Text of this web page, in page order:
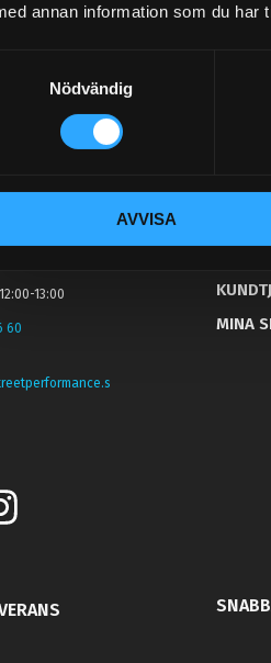
annan information som du har
Nödvändig
AVVISA
nås vi enbart på
under
med viss
-9/7 är det helt
15:00
13:00
60
MINA